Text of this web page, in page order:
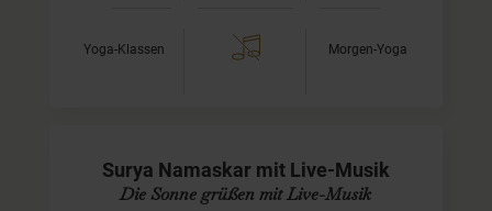
Yoga-Klassen Morgen-Yoga
Surya Namaskar mit Live-Musik
Die Sonne grüßen mit Live-Musik